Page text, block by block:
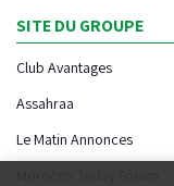
SITE DU GROUPE
Club Avantages
Assahraa
Le Matin Annonces